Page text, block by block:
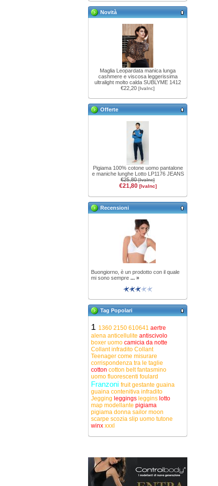
Novità
Maglia Leopardata manica lunga
cashmere e viscosa leggerissima
ultralight molto calda SUBLYME 1412
€22,20 [IvaInc]
Offerte
Pigiama 100% cotone uomo pantalone
e maniche lunghe Lotto LP1176 JEANS
€25,80[IvaInc]
€21,80 [IvaInc]
Recensioni
Buongiorno, è un prodotto con il quale
mi sono sempre ... »
Tag Popolari
1 1360 2150 610641 aertre
alena anticellulite antiscivolo
boxer uomo camicia da notte
Collant infradito Collant
Teenager come misurare
corrispondenza tra le taglie
cotton cotton beltfantasmino
uomo fluorescenti foulard
Franzoni fruitgestante guaina
guaina contenitiva infradito
Jegging leggings leggins lotto
map modellante pigiama
pigiama donna sailor moon
scarpe scozia slip uomo tutone
winx xxxl